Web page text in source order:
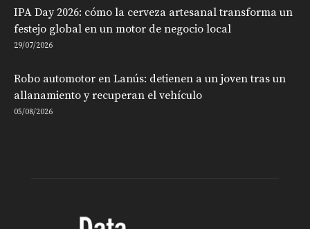
IPA Day 2026: cómo la cerveza artesanal transforma un
festejo global en un motor de negocio local
29/07/2026
Robo automotor en Lanús: detienen a un joven tras un
allanamiento y recuperan el vehículo
05/08/2026